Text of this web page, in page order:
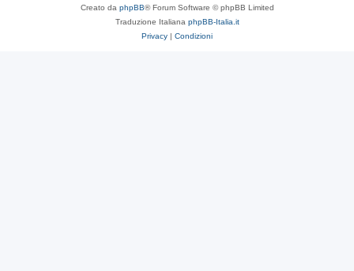
Creato da phpBB® Forum Software © phpBB Limited
Traduzione Italiana phpBB-Italia.it
Privacy | Condizioni